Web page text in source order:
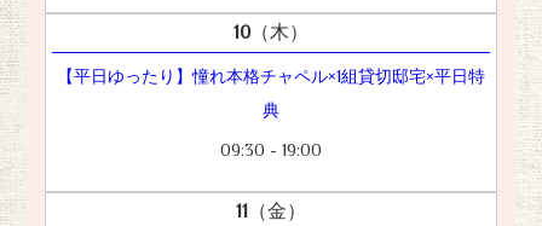
10（木）
【平日ゆったり】憧れ本格チャペル×1組貸切邸宅×平日特
典
09:30 - 19:00
11 （金）